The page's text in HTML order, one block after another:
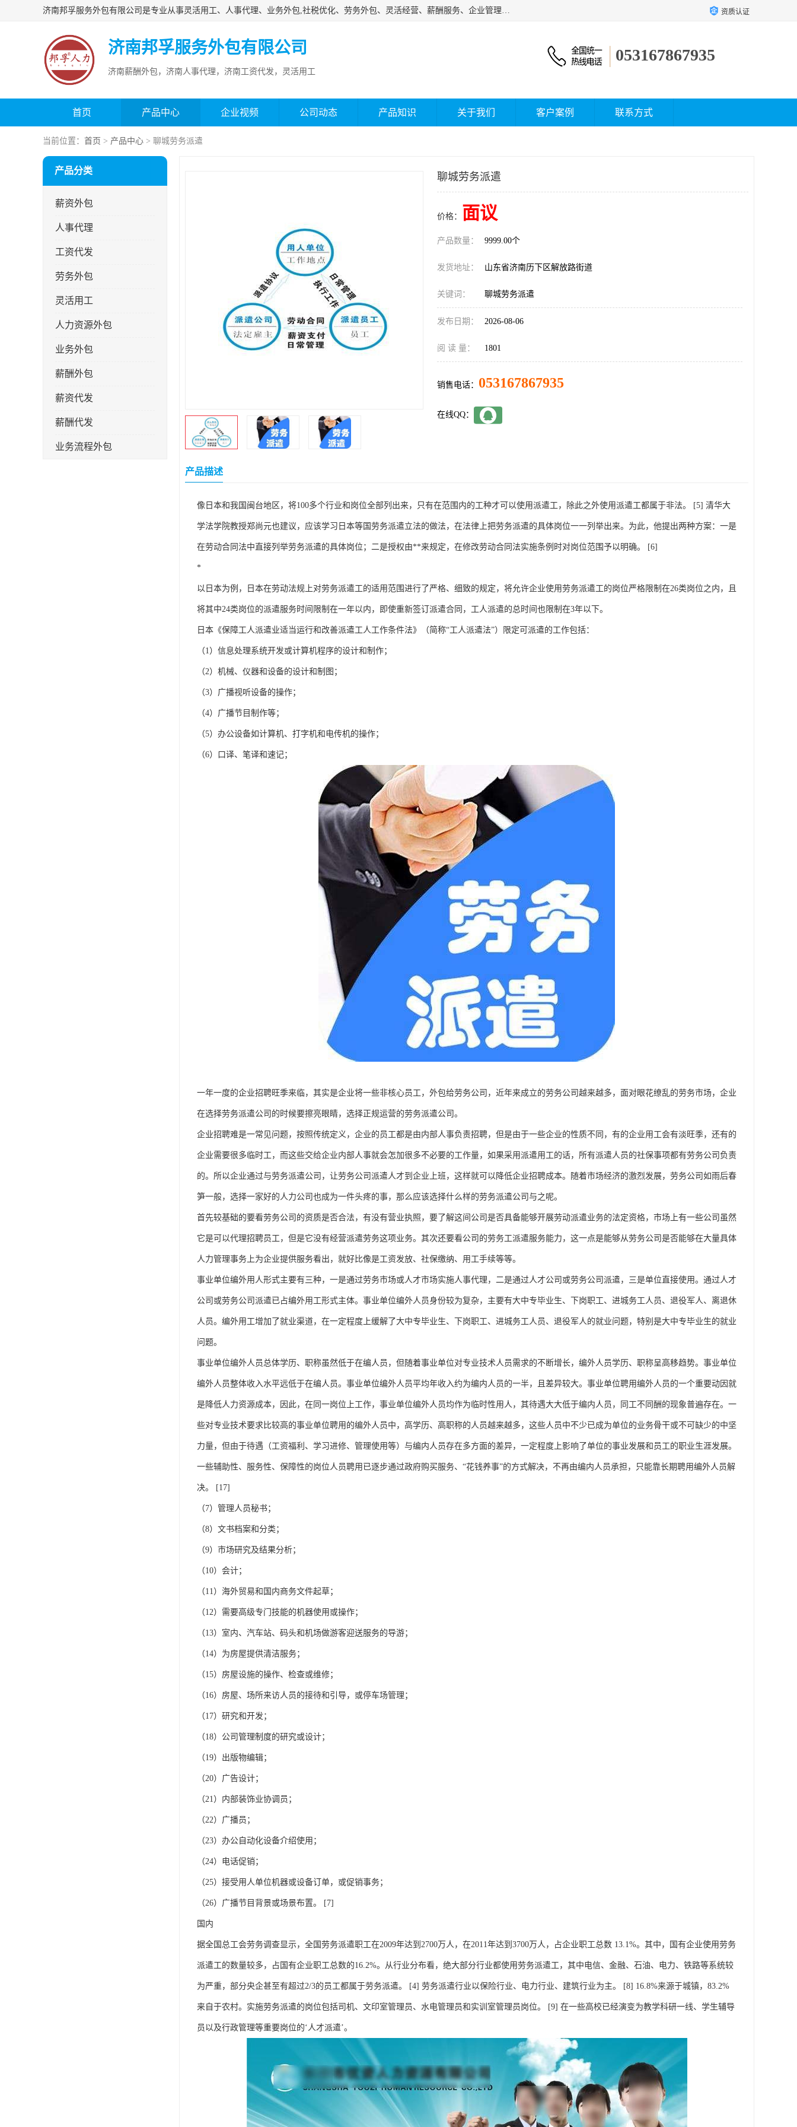
济南邦孚服务外包有限公司是专业从事灵活用工、人事代理、业务外包,社税优化、劳务外包、灵活经营、薪酬服务、企业管理咨询等的全国性的服务外包机构，邦孚人力—合法合规的灵活用工、人力外包、劳务派遣、共享经济财税优化专家，是国内提供企业人力资源综合解决方案有影响的人力资源公司之一。 资质认证
济南邦孚服务外包有限公司
济南薪酬外包，济南人事代理，济南工资代发，灵活用工
053167867935
首页 产品中心 企业视频 公司动态 产品知识 关于我们 客户案例 联系方式
当前位置： 首页 > 产品中心 > 聊城劳务派遣
产品分类
薪资外包
人事代理
工资代发
劳务外包
灵活用工
人力资源外包
业务外包
薪酬外包
薪资代发
薪酬代发
业务流程外包
聊城劳务派遣
价格： 面议
产品数量： 9999.00个
发货地址： 山东省济南历下区解放路街道
关键词： 聊城劳务派遣
发布日期： 2026-08-06
阅 读 量： 1801
销售电话： 053167867935
在线QQ：
产品描述
像日本和我国闽台地区，将100多个行业和岗位全部列出来，只有在范围内的工种才可以使用派遣工，除此之外使用派遣工都属于非法。 [5] 清华大
学法学院教授郑尚元也建议，应该学习日本等国劳务派遣立法的做法，在法律上把劳务派遣的具体岗位一一列举出来。为此，他提出两种方案：一是
在劳动合同法中直接列举劳务派遣的具体岗位；二是授权由**来规定，在修改劳动合同法实施条例时对岗位范围予以明确。 [6]
*
以日本为例，日本在劳动法规上对劳务派遣工的适用范围进行了严格、细致的规定，将允许企业使用劳务派遣工的岗位严格限制在26类岗位之内，且
将其中24类岗位的派遣服务时间限制在一年以内，即使重新签订派遣合同，工人派遣的总时间也限制在3年以下。
日本《保障工人派遣业适当运行和改善派遣工人工作条件法》（简称“工人派遣法”）限定可派遣的工作包括：
（1）信息处理系统开发或计算机程序的设计和制作；
（2）机械、仪器和设备的设计和制图；
（3）广播视听设备的操作；
（4）广播节目制作等；
（5）办公设备如计算机、打字机和电传机的操作；
（6）口译、笔译和速记；
一年一度的企业招聘旺季来临，其实是企业将一些非核心员工，外包给劳务公司，近年来成立的劳务公司越来越多，面对眼花缭乱的劳务市场，企业
在选择劳务派遣公司的时候要擦亮眼睛，选择正规运营的劳务派遣公司。
企业招聘难是一常见问题，按照传统定义，企业的员工都是由内部人事负责招聘，但是由于一些企业的性质不同，有的企业用工会有淡旺季，还有的
企业需要很多临时工，而这些交给企业内部人事就会怎加很多不必要的工作量，如果采用派遣用工的话，所有派遣人员的社保事项都有劳务公司负责
的。所以企业通过与劳务派遣公司，让劳务公司派遣人才到企业上班，这样就可以降低企业招聘成本。随着市场经济的激烈发展，劳务公司如雨后春
笋一般，选择一家好的人力公司也成为一件头疼的事，那么应该选择什么样的劳务派遣公司与之呢。
首先较基础的要看劳务公司的资质是否合法，有没有营业执照，要了解这间公司是否具备能够开展劳动派遣业务的法定资格，市场上有一些公司虽然
它是可以代理招聘员工，但是它没有经营派遣劳务这项业务。其次还要看公司的劳务工派遣服务能力，这一点是能够从劳务公司是否能够在大量具体
人力管理事务上为企业提供服务看出，就好比像是工资发放、社保缴纳、用工手续等等。
事业单位编外用人形式主要有三种，一是通过劳务市场或人才市场实施人事代理，二是通过人才公司或劳务公司派遣，三是单位直接使用。通过人才
公司或劳务公司派遣已占编外用工形式主体。事业单位编外人员身份较为复杂，主要有大中专毕业生、下岗职工、进城务工人员、退役军人、离退休
人员。编外用工增加了就业渠道，在一定程度上缓解了大中专毕业生、下岗职工、进城务工人员、退役军人的就业问题，特别是大中专毕业生的就业
问题。
事业单位编外人员总体学历、职称虽然低于在编人员，但随着事业单位对专业技术人员需求的不断增长，编外人员学历、职称呈高移趋势。事业单位
编外人员整体收入水平远低于在编人员。事业单位编外人员平均年收入约为编内人员的一半，且差异较大。事业单位聘用编外人员的一个重要动因就
是降低人力资源成本，因此，在同一岗位上工作，事业单位编外人员均作为临时性用人，其待遇大大低于编内人员，同工不同酬的现象普遍存在。一
些对专业技术要求比较高的事业单位聘用的编外人员中，高学历、高职称的人员越来越多，这些人员中不少已成为单位的业务骨干或不可缺少的中坚
力量，但由于待遇（工资福利、学习进修、管理使用等）与编内人员存在多方面的差异，一定程度上影响了单位的事业发展和员工的职业生涯发展。
一些辅助性、服务性、保障性的岗位人员聘用已逐步通过政府购买服务、“花钱养事”的方式解决，不再由编内人员承担，只能靠长期聘用编外人员解
决。 [17]
（7）管理人员秘书；
（8）文书档案和分类；
（9）市场研究及结果分析；
（10）会计；
（11）海外贸易和国内商务文件起草；
（12）需要高级专门技能的机器使用或操作；
（13）室内、汽车站、码头和机场做游客迎送服务的导游；
（14）为房屋提供清洁服务；
（15）房屋设施的操作、检查或维修；
（16）房屋、场所来访人员的接待和引导，或停车场管理；
（17）研究和开发；
（18）公司管理制度的研究或设计；
（19）出版物编辑；
（20）广告设计；
（21）内部装饰业协调员；
（22）广播员；
（23）办公自动化设备介绍使用；
（24）电话促销；
（25）接受用人单位机器或设备订单，或促销事务；
（26）广播节目背景或场景布置。 [7]
国内
据全国总工会劳务调查显示，全国劳务派遣职工在2009年达到2700万人，在2011年达到3700万人，占企业职工总数 13.1%。其中，国有企业使用劳务
派遣工的数量较多，占国有企业职工总数的16.2%。从行业分布看，绝大部分行业都使用劳务派遣工，其中电信、金融、石油、电力、铁路等系统较
为严重，部分央企甚至有超过2/3的员工都属于劳务派遣。 [4] 劳务派遣行业以保险行业、电力行业、建筑行业为主。 [8] 16.8%来源于城镇，83.2%
来自于农村。实施劳务派遣的岗位包括司机、文印室管理员、水电管理员和实训室管理员岗位。 [9] 在一些高校已经演变为教学科研一线、学生辅导
员以及行政管理等重要岗位的‘人才派遣’。